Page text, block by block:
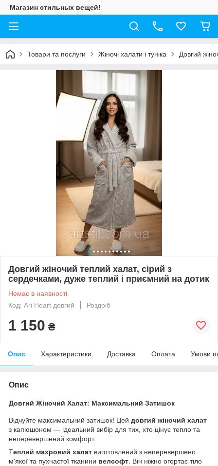
Магазин стильных вещей!
Товари та послуги Жіночі халати і туніка Довгий
Довгий жіночий теплий халат, сірий з
сердечками, дуже теплий і приємний на дотик
Немає в наявності
Код: Ari Heart довгий
Роздріб
1 150 ₴
Опис Характеристики Доставка Оплата Умови
Опис
Довгий Жіночий Халат: Максимальний Затишок
Відчуйте максимальний затишок! Цей довгий жіночий халат
з капюшоном — ідеальний вибір для тих, хто цінує тепло та
неперевершений комфорт.
Теплий махровий халат виготовлений з неперевершено
м'якої та пухнастої тканини велсофт. Він ніжно огортає тіло